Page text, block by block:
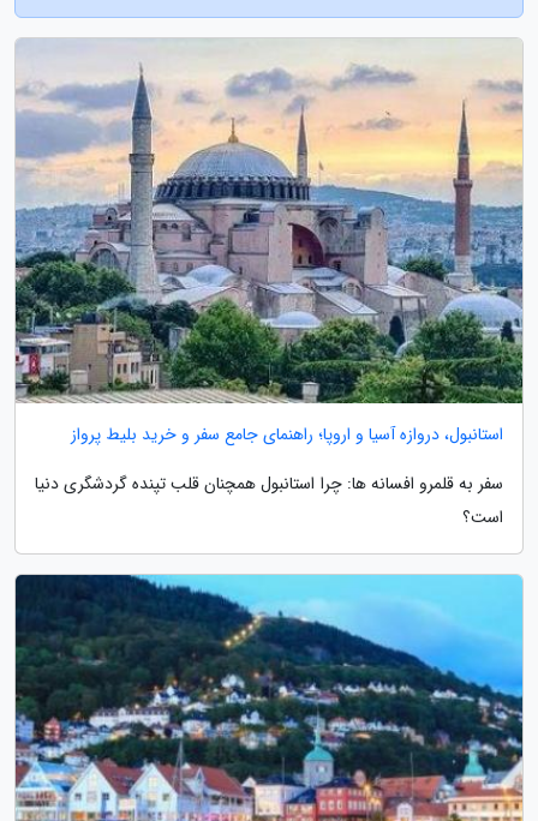
استانبول، دروازه آسیا و اروپا؛ راهنمای جامع سفر و خرید بلیط پرواز
سفر به قلمرو افسانه ها: چرا استانبول همچنان قلب تپنده گردشگری دنیا
است؟